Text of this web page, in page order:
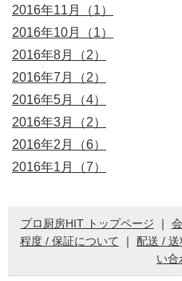
2016年11月（1）
2016年10月（1）
2016年8月（2）
2016年7月（2）
2016年5月（4）
2016年3月（2）
2016年2月（6）
2016年1月（7）
プロ厨房HIT トップページ ｜
程度 / 保証について
｜ 配送 / 送
い合